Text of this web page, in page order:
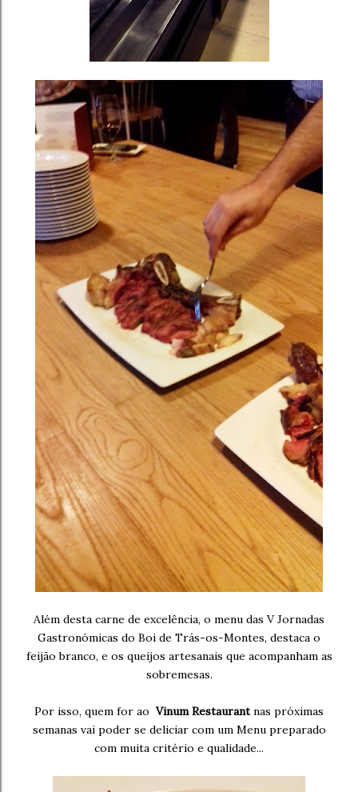
Além desta carne de excelência, o menu das V Jornadas
Gastronómicas do Boi de Trás-os-Montes, destaca o
feijão branco, e os queijos artesanais que acompanham as
sobremesas.
Por isso, quem for ao Vinum Restaurantnas próximas
semanas vai poder se deliciar com um Menu preparado
com muita critério e qualidade...